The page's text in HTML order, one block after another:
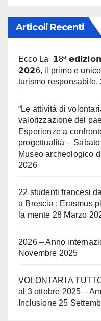
Articoli Recenti
Ecco La 𝟭8ª
𝟮𝟬𝟮6, il primo e
turismo responsabile.
“Le attività di
valorizzazione del
Esperienze a
progettualità –
Museo archeologico
2026
22 studenti francesi
a Brescia : Erasmus
la mente 28 Marzo
2026 – Anno
Novembre 2025
VOLONTARI A
al 3 ottobre 2025 –
Inclusione 25